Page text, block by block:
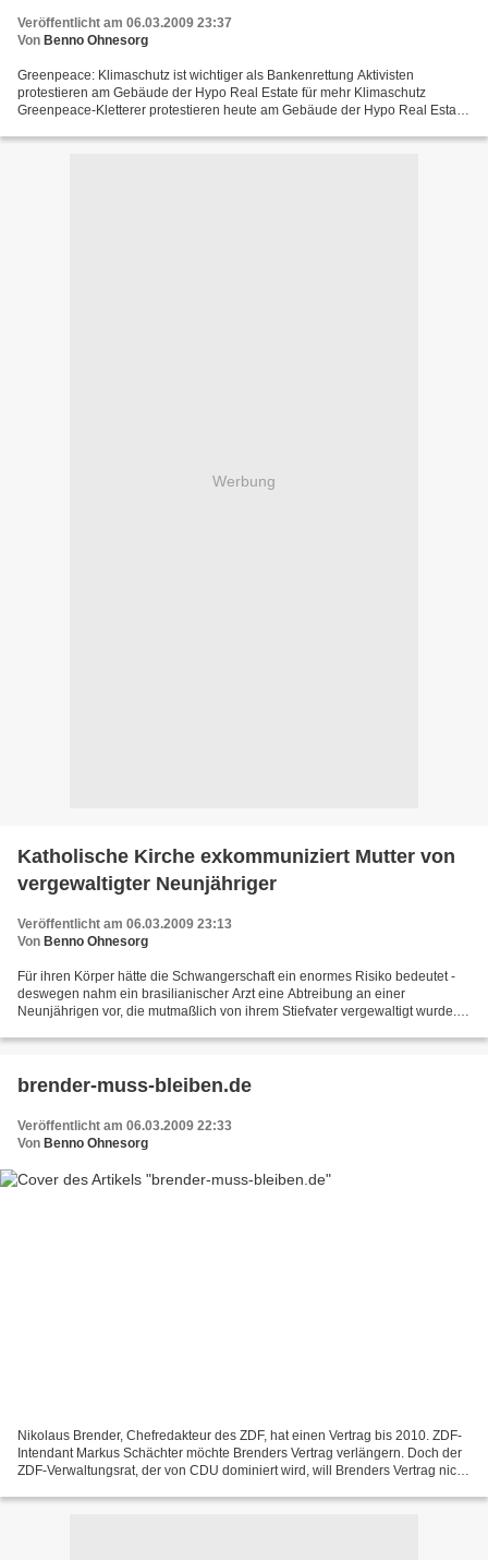
Veröffentlicht am 06.03.2009 23:37
Von Benno Ohnesorg
Greenpeace: Klimaschutz ist wichtiger als Bankenrettung Aktivisten
protestieren am Gebäude der Hypo Real Estate für mehr Klimaschutz
Greenpeace-Kletterer protestieren heute am Gebäude der Hypo Real Estate
Werbung
Katholische Kirche exkommuniziert Mutter von
vergewaltigter Neunjähriger
Veröffentlicht am 06.03.2009 23:13
Von Benno Ohnesorg
Für ihren Körper hätte die Schwangerschaft ein enormes Risiko bedeutet -
deswegen nahm ein brasilianischer Arzt eine Abtreibung an einer
Neunjährigen vor, die mutmaßlich von ihrem Stiefvater vergewaltigt wurde.
brender-muss-bleiben.de
Veröffentlicht am 06.03.2009 22:33
Von Benno Ohnesorg
Nikolaus Brender, Chefredakteur des ZDF, hat einen Vertrag bis 2010. ZDF-
Intendant Markus Schächter möchte Brenders Vertrag verlängern. Doch der
ZDF-Verwaltungsrat, der von CDU dominiert wird, will Brenders Vertrag nicht